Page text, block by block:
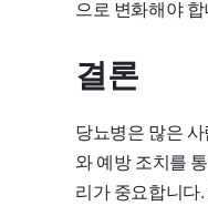
으로 변화해야
결론
당뇨병은 많은
와 예방 조치를
리가 중요합니다